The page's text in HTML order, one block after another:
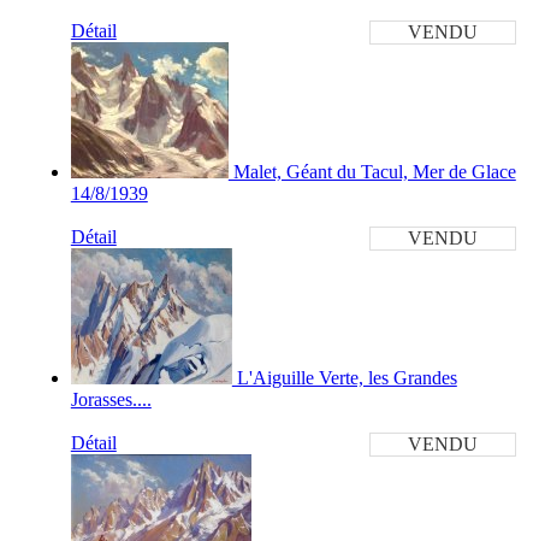
VENDU
Détail
Malet, Géant du Tacul, Mer de Glace
14/8/1939
VENDU
Détail
L'Aiguille Verte, les Grandes
Jorasses....
VENDU
Détail